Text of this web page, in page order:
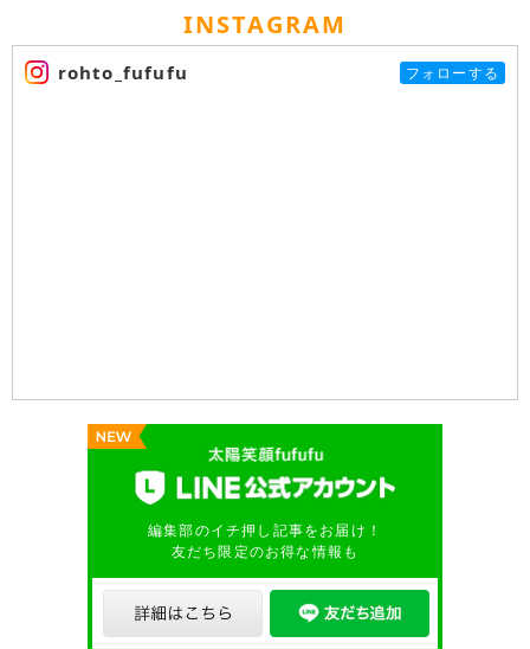
INSTAGRAM
rohto_fufufu フォローする
編集部のイチ押し記事をお届け！
友だち限定のお得な情報も